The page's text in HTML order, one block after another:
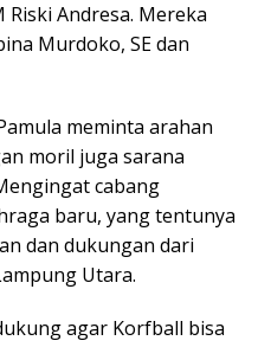
Riski Andresa. Mereka
Murdoko, SE dan
meminta arahan
moril juga sarana
cabang
baru, yang tentunya
dan dukungan dari
Utara.
agar Korfball bisa